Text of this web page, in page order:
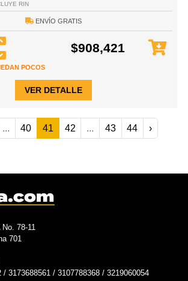
RIN
ENVÍO GRATIS
$908,421
POCOS
VER DETALLE
... 40 41 42 ... 43 44 ›
No. 78-11
701
/ 3173688561 / 3107788368 / 3219060054